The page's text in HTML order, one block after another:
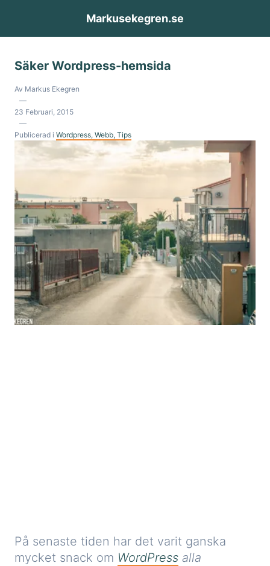
Markusekegren.se
Säker Wordpress-hemsida
Av Markus Ekegren
—
23 Februari, 2015
—
Publicerad i Wordpress, Webb, Tips
På senaste tiden har det varit ganska
mycket snack om WordPress alla